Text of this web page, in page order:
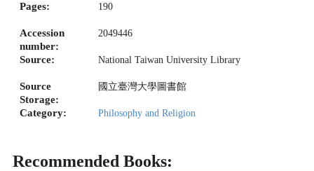
Pages: 190
Accession
number:
2049446
Source: National Taiwan University Library
Source
Storage:
國立臺灣大學圖書館
Category: Philosophy and Religion
Recommended Books: